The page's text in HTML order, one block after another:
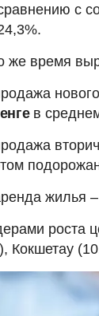
с
же время
в
жилья
роста
Кокшетау